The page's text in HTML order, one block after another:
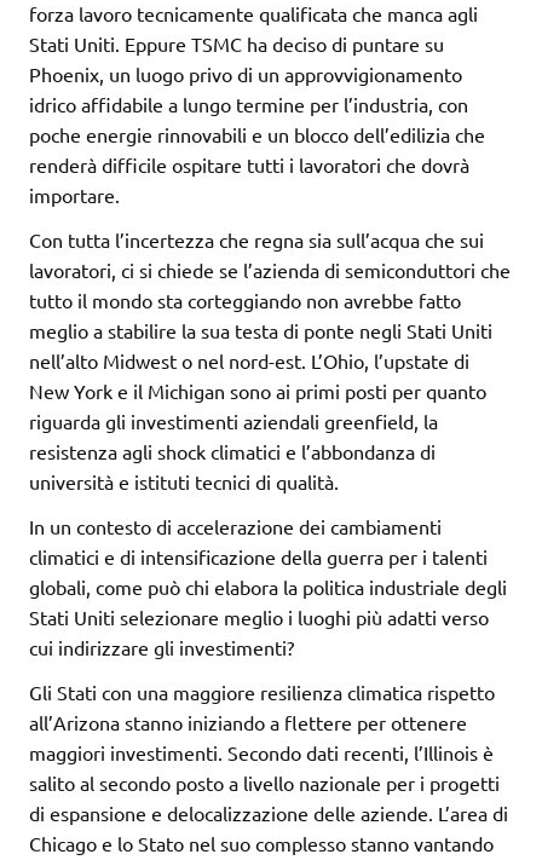
forza lavoro tecnicamente qualificata che manca agli
Stati Uniti. Eppure TSMC ha deciso di puntare su
Phoenix, un luogo privo di un approvvigionamento
idrico affidabile a lungo termine per l’industria, con
poche energie rinnovabili e un blocco dell’edilizia che
renderà difficile ospitare tutti i lavoratori che dovrà
importare.
Con tutta l’incertezza che regna sia sull’acqua che sui
lavoratori, ci si chiede se l’azienda di semiconduttori che
tutto il mondo sta corteggiando non avrebbe fatto
meglio a stabilire la sua testa di ponte negli Stati Uniti
nell’alto Midwest o nel nord-est. L’Ohio, l’upstate di
New York e il Michigan sono ai primi posti per quanto
riguarda gli investimenti aziendali greenfield, la
resistenza agli shock climatici e l’abbondanza di
università e istituti tecnici di qualità.
In un contesto di accelerazione dei cambiamenti
climatici e di intensificazione della guerra per i talenti
globali, come può chi elabora la politica industriale degli
Stati Uniti selezionare meglio i luoghi più adatti verso
cui indirizzare gli investimenti?
Gli Stati con una maggiore resilienza climatica rispetto
all’Arizona stanno iniziando a flettere per ottenere
maggiori investimenti. Secondo dati recenti, l’Illinois è
salito al secondo posto a livello nazionale per i progetti
di espansione e delocalizzazione delle aziende. L’area di
Chicago e lo Stato nel suo complesso stanno vantando